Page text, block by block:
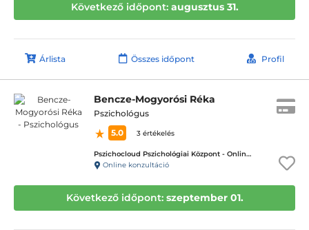
Következő időpont: augusztus 31.
Árlista Összes időpont Profil
Bencze-Mogyorósi Réka
Pszichológus
5.0
3 értékelés
Pszichocloud Pszichológiai Központ - Online ügyfélfogadás
Online konzultáció
Következő időpont: szeptember 01.